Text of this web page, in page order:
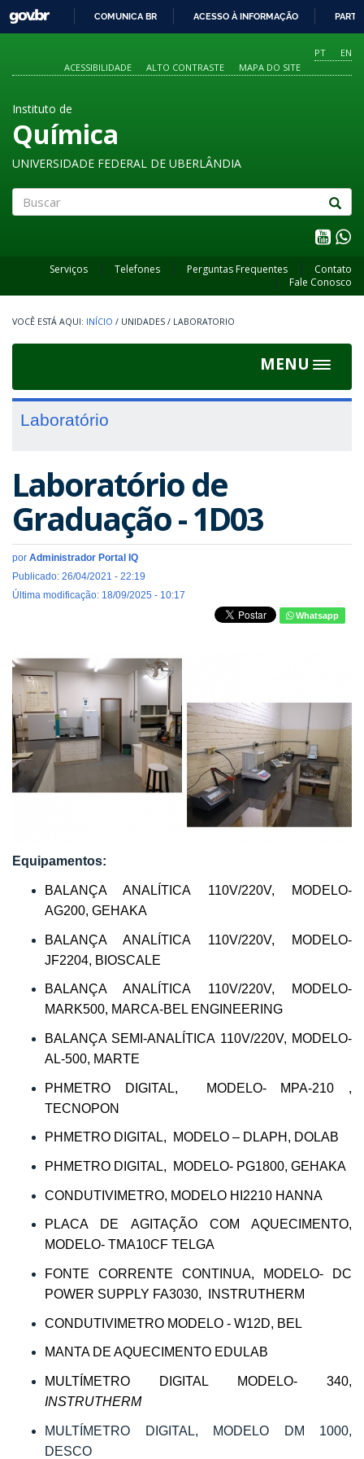
O
CONTEÚDO
GOVBR
COMUNICA BR ACESSO À INFORMAÇÃO
PT
EN
ACESSIBILIDADE
ALTO CONTRASTE MAPA DO SITE
Instituto de
Química
UNIVERSIDADE FEDERAL DE UBERLÂNDIA
Serviços Telefones Perguntas Frequentes
Contato
Fale Conosco
INÍCIO / UNIDADES / LABORATORIO
MENU
Toggle
Laboratório
Laboratório de
Graduação - 1D03
por Administrador Portal IQ
Publicado: 26/04/2021 - 22:19
Última modificação: 18/09/2025 - 10:17
Whatsapp
Equipamentos:
BALANÇA ANALÍTICA 110V/220V, MODELO-
AG200, GEHAKA
BALANÇA ANALÍTICA 110V/220V, MODELO-
JF2204, BIOSCALE
BALANÇA ANALÍTICA 110V/220V, MODELO-
MARK500, MARCA-BEL ENGINEERING
BALANÇA SEMI-ANALÍTICA 110V/220V, MODELO-
AL-500, MARTE
PHMETRO DIGITAL, MODELO- MPA-210 ,
TECNOPON
PHMETRO DIGITAL, MODELO – DLAPH, DOLAB
PHMETRO DIGITAL, MODELO- PG1800, GEHAKA
CONDUTIVIMETRO, MODELO HI2210 HANNA
PLACA DE AGITAÇÃO COM AQUECIMENTO,
MODELO- TMA10CF TELGA
FONTE CORRENTE CONTINUA, MODELO- DC
POWER SUPPLY FA3030, INSTRUTHERM
CONDUTIVIMETRO MODELO - W12D, BEL
MANTA DE AQUECIMENTO EDULAB
MULTÍMETRO DIGITAL MODELO- 340,
INSTRUTHERM
MULTÍMETRO DIGITAL, MODELO DM 1000,
DESCO